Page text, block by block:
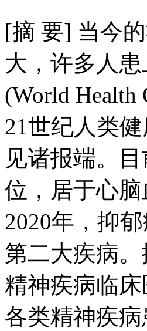
[摘 要] 当今
大，许多人
(World
21世纪人类
见诸报端。
位，居于心
2020年，抑
第二大疾病
精神疾病临
各类精神疾